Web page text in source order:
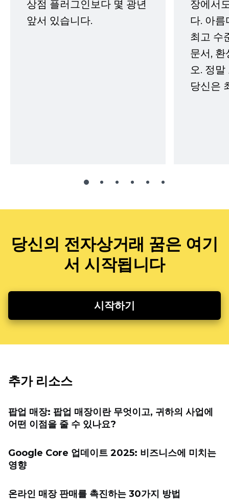
상점 플러그인보다 몇 광년
앞서 있습니다.
장에서
다. 아름
최고 수
문서,
오. 정
당신은
당신의 전자상거래 꿈은 여기
서 시작됩니다
시작하기
추가 리소스
팝업 매장: 팝업 매장이란 무엇이고, 귀하의 사업에
어떤 이점을 줄 수 있나요?
Google Core 업데이트 2025: 비즈니스에 미치는
영향
온라인 매장 판매를 촉진하는 30가지 방법